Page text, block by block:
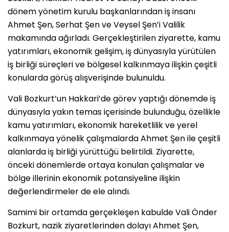
dönem yönetim kurulu başkanlarından iş insanı
Ahmet Şen, Serhat Şen ve Veysel Şen’i Valilik
makamında ağırladı. Gerçekleştirilen ziyarette, kamu
yatırımları, ekonomik gelişim, iş dünyasıyla yürütülen
iş birliği süreçleri ve bölgesel kalkınmaya ilişkin çeşitli
konularda görüş alışverişinde bulunuldu.
Vali Bozkurt’un Hakkari’de görev yaptığı dönemde iş
dünyasıyla yakın temas içerisinde bulunduğu, özellikle
kamu yatırımları, ekonomik hareketlilik ve yerel
kalkınmaya yönelik çalışmalarda Ahmet Şen ile çeşitli
alanlarda iş birliği yürüttüğü belirtildi. Ziyarette,
önceki dönemlerde ortaya konulan çalışmalar ve
bölge illerinin ekonomik potansiyeline ilişkin
değerlendirmeler de ele alındı.
Samimi bir ortamda gerçekleşen kabulde Vali Önder
Bozkurt, nazik ziyaretlerinden dolayı Ahmet Şen,